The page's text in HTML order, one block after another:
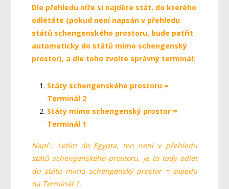
Dle přehledu níže si najděte stát, do kterého
odlétáte (pokud není napsán v přehledu
států schengenského prostoru, bude patřit
automaticky do států mimo schengenský
prostor), a dle toho zvolte správný terminál:
Státy schengenského prostoru =
Terminál 2
Státy mimo schengenský prostor =
Terminál 1
Např.: Letím do Egypta, ten není v přehledu
států schengenského prostoru, je to tedy odlet
do státu mimo schengenský prostor = pojedu
na Terminál 1.